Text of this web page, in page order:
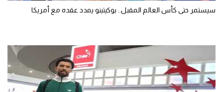
سيستمر حتى كأس العالم المقبل.. بوكيتينو يمدد عقده مع أمريكا